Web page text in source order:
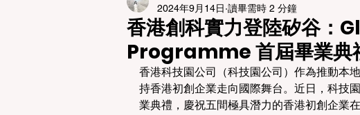
香港創科實力登陸矽谷
Programme 首屆畢業典
2024年9月14日 讀畢需時 2 分鐘
香港科技園公司（科技園公司）作為推動本
持香港初創企業走向國際舞台。近日，科技
業典禮，慶祝五間極具潛力的香港初創企業